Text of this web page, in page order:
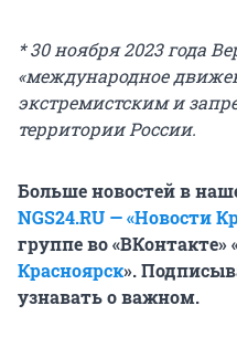
* 30 ноября 2023 года
«международное
экстремистским и
территории России.
Больше новостей в
NGS24.RU — «Новости
группе во «ВКонтакте»
Красноярск».
узнавать о важном.